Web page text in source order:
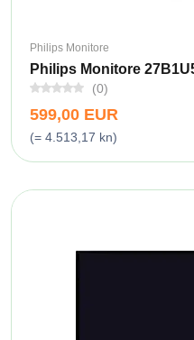
Philips Monitore
Philips Monitore
(0)
599,00 EUR
(= 4.513,17 kn)